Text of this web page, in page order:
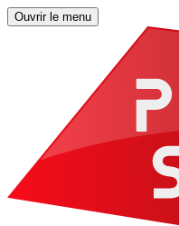
Ouvrir le menu